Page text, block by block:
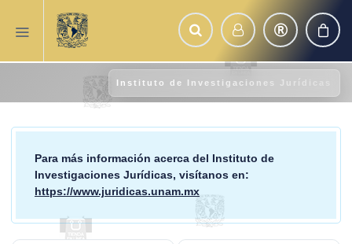
Instituto de Investigaciones Jurídicas
Para más información acerca del Instituto de
Investigaciones Jurídicas, visítanos en:
https://www.juridicas.unam.mx